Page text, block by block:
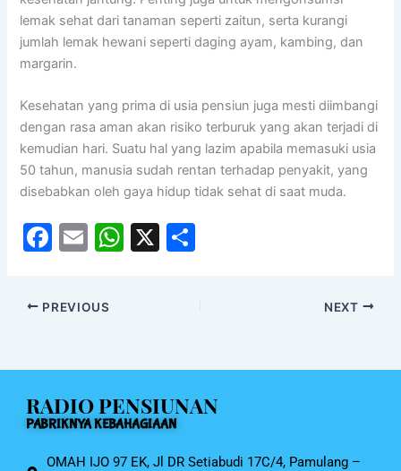
lemak sehat dari tanaman seperti zaitun, serta kurangi
jumlah lemak hewani seperti daging ayam, kambing, dan
margarin.
Kesehatan yang prima di usia pensiun juga mesti diimbangi
dengan rasa aman akan risiko terburuk yang akan terjadi di
kemudian hari. Suatu hal yang lazim apabila memasuki usia
50 tahun, manusia sudah rentan terhadap penyakit, yang
disebabkan oleh gaya hidup tidak sehat di saat muda.
F
c
e
o
o
k
E
ai
l
W
p
p
X
PREVIOUS NEXT
RADIO PENSIUNAN
PABRIKNYA KEBAHAGIAAN
OMAH IJO 97 EK, Jl DR Setiabudi 17C/4, Pamulang –